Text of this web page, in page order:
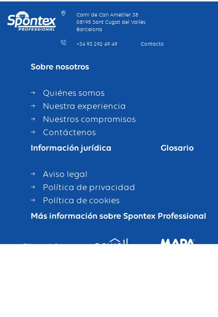
Camí de Can Ametller 38
08195 Sant Cugat del Vallès
Barcelona
+34 93 292 49 49 Contacto
Sobre nosotros
Quiénes somos
Nuestra experiencia
Nuestros compromisos
Contáctenos
Información jurídica
Aviso legal
Política de privacidad
Política de cookies
Glosario
Más información sobre Spontex Professional
Sitios asociados